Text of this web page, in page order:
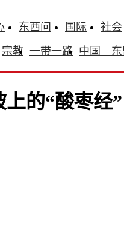
东西问 国际 社会
宗教 一带一路 中国—东
上的“酸枣经”